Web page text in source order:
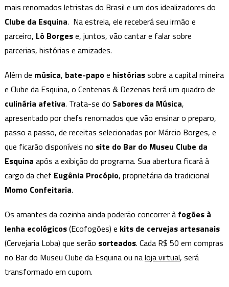
programa
online
de
entrevistas
&
com
bate-
papo
com
Lô
Borges
mais renomados letristas do Brasil e um dos idealizadores do
Clube da Esquina. Na estreia, ele receberá seu irmão e
parceiro, Lô Borgese, juntos, vão cantar e falar sobre
parcerias, histórias e amizades.
Além de música, bate-papoe históriassobre a capital mineira
e Clube da Esquina, o Centenas & Dezenas terá um quadro de
culinária afetiva. Trata-se do Sabores da Música,
apresentado por chefs renomados que vão ensinar o preparo,
passo a passo, de receitas selecionadas por Márcio Borges, e
que ficarão disponíveis no site do Bar do Museu Clube da
Esquina após a exibição do programa. Sua abertura ficará à
cargo da chef Eugênia Procópio, proprietária da tradicional
Momo Confeitaria.
Os amantes da cozinha ainda poderão concorrer à fogões à
lenha ecológicos(Ecofogões) e kits de cervejas artesanais
(Cervejaria Loba) que serão sorteados. Cada R$ 50 em compras
no Bar do Museu Clube da Esquina ou naloja virtual, será
transformado em cupom.